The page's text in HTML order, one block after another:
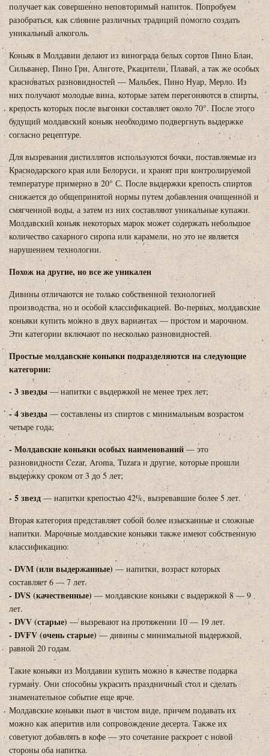
получает как совершенно неповторимый напиток. Попробуем
разобраться, как слияние различных традиций помогло создать
уникальный алкоголь.
Коньяк в Молдавии делают из винограда белых сортов Пино Блан,
Сильванер, Пино Гри, Алиготе, Ркацители, Плавай, а так же особых
красноватых разновидностей — Мальбек, Пино Нуар, Мерло. Из
них получают молодые вина, которые затем перегоняются в спирты,
крепость которых после выгонки составляет около 70°. После этого
будущий молдавский коньяк необходимо подвергнуть выдержке
согласно рецептуре.
Для вызревания дистиллятов используются бочки, поставляемые из
Краснодарского края или Белоруси, и хранят при контролируемой
температуре примерно в 20° С. После выдержки крепость спиртов
снижается до общепринятой нормы путем добавления очищенной и
смягченной воды, а затем из них составляют уникальные купажи.
Молдавский коньяк некоторых марок может содержать небольшое
количество сахарного сиропа или карамели, но это не является
нарушением технологии.
Похож на другие, но все же уникален
Дивины отличаются не только собственной технологией
производства, но и особой классификацией. Во-первых, молдавские
коньяки купить можно в двух вариантах — простом и марочном.
Эти категории включают по несколько разновидностей.
Простые молдавские коньяки подразделяются на следующие
категории:
- 3 звезды — напитки с выдержкой не менее трех лет;
- 4 звезды — составлены из спиртов с минимальным возрастом
четыре года;
- Молдавские коньяки особых наименований — это
разновидности Cezar, Aroma, Tuzara и другие, которые прошли
выдержку сроком от 3 до 5 лет;
- 5 звезд — напитки крепостью 42%, вызревавшие более 5 лет.
Вторая категория представляет собой более изысканные и сложные
напитки. Марочные молдавские коньяки также имеют собственную
классификацию:
- DVM (или выдержанные) — напитки, возраст которых
составляет 6 — 7 лет.
- DVS (качественные) — молдавские коньяки с выдержкой 8 — 9
лет.
- DVV (старые) — вызревают на протяжении 10 — 19 лет.
- DVFV (очень старые) — дивины с минимальной выдержкой,
равной 20 годам.
Такие коньяки из Молдавии купить можно в качестве подарка
гурману. Они способны украсить праздничный стол и сделать
знаменательное событие еще ярче.
Молдавские коньяки пьют в чистом виде, причем подавать их
можно как аперитив или сопровождение десерта. Также их
советуют добавлять в кофе — это сочетание раскроет с новой
стороны оба напитка.